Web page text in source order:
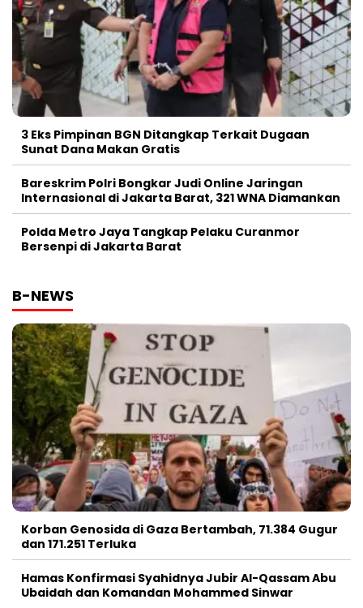
3 Eks Pimpinan BGN Ditangkap Terkait Dugaan
Sunat Dana Makan Gratis
Bareskrim Polri Bongkar Judi Online Jaringan
Internasional di Jakarta Barat, 321 WNA Diamankan
Polda Metro Jaya Tangkap Pelaku Curanmor
Bersenpi di Jakarta Barat
B-NEWS
Korban Genosida di Gaza Bertambah, 71.384 Gugur
dan 171.251 Terluka
Hamas Konfirmasi Syahidnya Jubir Al-Qassam Abu
Ubaidah dan Komandan Mohammed Sinwar